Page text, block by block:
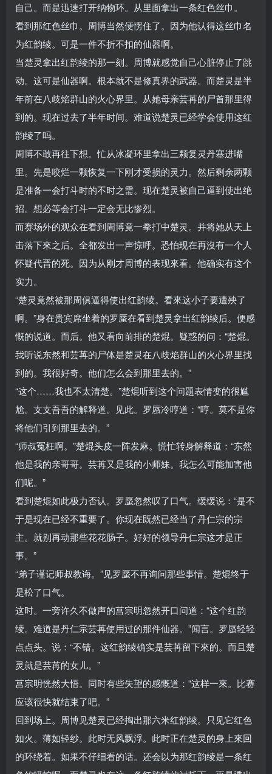
自己。而是迅速打开纳物环。从里面拿出一条红色丝巾。
看到那红色丝巾。周博当然便愣住了。因为他认得这丝巾名
为红韵绫。可是一件不折不扣的仙器啊。
当楚灵拿出红韵绫的那一刻。周博就感觉自己心脏停止了跳
动。这可是仙器啊。根本就不是修真界的武器。而楚灵是半
年前在八歧焰群山的火心界里。从她母亲芸苒的尸首那里得
到的。现在过去了半年时间。难道说楚灵已经学会使用这红
韵绫了吗。
周博不敢再往下想。忙从冰凝环里拿出三颗复灵丹塞进嘴
里。先是咬烂一颗恢复一下刚才受损的灵力。然后剩余两颗
是准备一会打斗时的不时之需。现在楚灵被自己逼到使出绝
招。想必等会打斗一定会无比惨烈。
而赛场外的观众在看到周博竟一拳打中楚灵。并将她从天上
击落下來之后。全都发出一声惊呼。恐怕现在再沒有一个人
怀疑代晋的死。因为从刚才周博的表现來看。他确实有这个
实力。
“楚灵竟然被那周俱逼得使出红韵绫。看來这小子要遭殃了
啊。”身在贵宾席坐着的罗蜃在看到楚灵拿出红韵绫后。便感
慨的说道。而后。他又看向前排的楚焜。疑惑的问：“楚焜。
我听说东然和芸苒的尸体是楚灵在八歧焰群山的火心界里找
到的。我很好奇。他们怎么会到那里去的。”
“这个……我也不太清楚。”楚焜听到这个问題表情变的很尴
尬。支支吾吾的解释道。见此。罗蜃冷哼道：“哼。莫不是你
将他们引到那里去的。”
“师叔冤枉啊。”楚焜头皮一阵发麻。慌忙转身解释道：“东然
他是我的亲哥哥。芸苒又是我的小师妹。我怎么可能加害他
们呢。”
看到楚焜如此极力否认。罗蜃忽然叹了口气。缓缓说：“是不
于是现在已经不重要了。你现在既然已经当了丹仁宗的宗
主。就别再动那些花花肠子。好好的领导丹仁宗这才是正
事。”
“弟子谨记师叔教诲。”见罗蜃不再询问那些事情。楚焜终于
是松了口气。
这时。一旁许久不做声的莒宗明忽然开口问道：“这个红韵
绫。难道是丹仁宗芸苒使用过的那件仙器。”闻言。罗蜃轻轻
点点头。说：“不错。这红韵绫确实是芸苒留下來的。而且楚
灵就是芸苒的女儿。”
莒宗明恍然大悟。同时有些失望的感慨道：“这样一來。比赛
应该很快就结束了吧。”
回到场上。周博见楚灵已经掏出那六米红韵绫。只见它红色
如火。薄如轻纱。此时无风飘浮。此时正在楚灵的身上來回
的环绕着。如果不仔细看的话。还会以为那红韵绫是一条红